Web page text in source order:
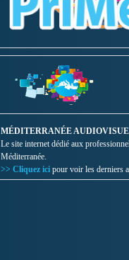
MÉDITERRANÉE
Le site internet dédié aux
Méditerranée.
>> Cliquez ici pour voir les derniers